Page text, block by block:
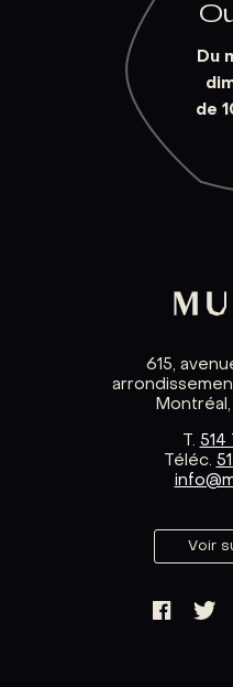
Du
de
615,
T. 514
Téléc.
Voir